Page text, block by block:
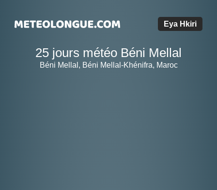
Eya Hkiri
25 jours météo Béni Mellal
Béni Mellal, Béni Mellal-Khénifra, Maroc